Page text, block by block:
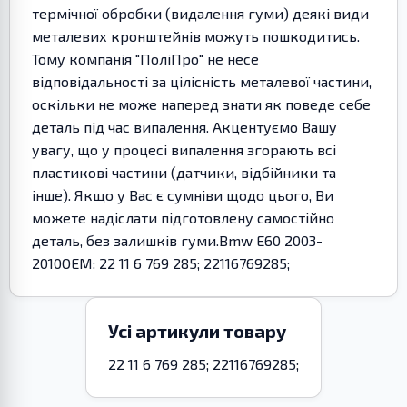
термічної обробки (видалення гуми) деякі види
металевих кронштейнів можуть пошкодитись.
Тому компанія "ПоліПро" не несе
відповідальності за цілісність металевої частини,
оскільки не може наперед знати як поведе себе
деталь під час випалення. Акцентуємо Вашу
увагу, що у процесі випалення згорають всі
пластикові частини (датчики, відбійники та
інше). Якщо у Вас є сумніви щодо цього, Ви
можете надіслати підготовлену самостійно
деталь, без залишків гуми.Bmw E60 2003-
2010OEM: 22 11 6 769 285; 22116769285;
Усі артикули товару
22 11 6 769 285; 22116769285;